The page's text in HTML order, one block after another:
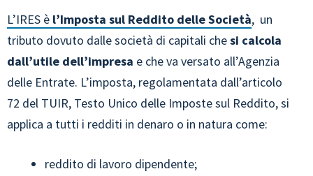
L’IRES è l’Imposta sul Reddito delle Società, un
tributo dovuto dalle società di capitali chesi calcola
dall’utile dell’impresa e che va versato all’Agenzia
delle Entrate. L’imposta, regolamentata dall’articolo
72 del TUIR, Testo Unico delle Imposte sul Reddito, si
applica a tutti i redditi in denaro o in natura come:
reddito di lavoro dipendente;